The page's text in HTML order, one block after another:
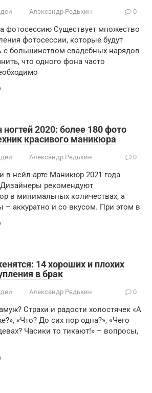
Александр Редькин 0
фотосессию Существует множество
фотосессии, которые будут
с большинством свадебных нарядов
что одного фона часто
2020: более 180 фото
красивого маникюра
Александр Редькин 0
в нейл-арте Маникюр 2021 года
рекомендуют
в минимальных количествах, а
– аккуратно и со вкусом. При этом в
14 хороших и плохих
в брак
Александр Редькин 0
Страхи и радости холостячек «А
«Что? До сих пор одна?», «Чего
Часики то тикают!» – вопросы,